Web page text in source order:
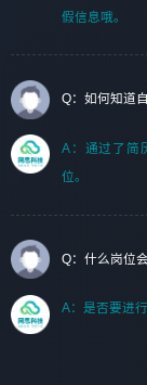
假信息哦。
Q：如何知道
A：通过了简
位。
Q：什么岗位
A：是否要进